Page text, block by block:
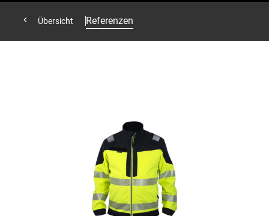
Übersicht Referenzen